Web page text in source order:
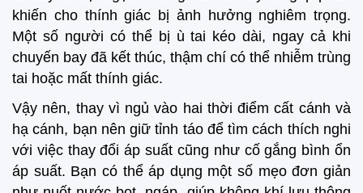
khiến cho thính giác bị ảnh hưởng nghiêm trọng.
Một số người có thể bị ù tai kéo dài, ngay cả khi
chuyến bay đã kết thúc, thậm chí có thể nhiễm trùng
tai hoặc mất thính giác.
Vậy nên, thay vì ngủ vào hai thời điểm cất cánh và
hạ cánh, bạn nên giữ tỉnh táo để tìm cách thích nghi
với việc thay đổi áp suất cũng như cố gắng bình ổn
áp suất. Bạn có thể áp dụng một số mẹo đơn giản